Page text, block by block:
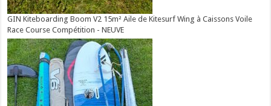
GIN Kiteboarding Boom V2 15m² Aile de Kitesurf Wing à Caissons Voile
Race Course Compétition - NEUVE